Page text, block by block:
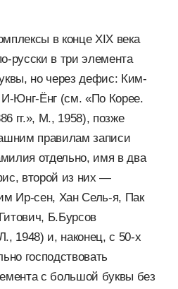
в конце XIX века
русски в три элемента
но через дефис: Ким-
Юнг-Ёнг (см. «По Корее.
гг.», М., 1958), позже
правилам записи
отдельно, имя в два
второй из них —
Ир-сен, Хан Сель-я, Пак
Б.Бурсов
1948) и, наконец, с 50-х
господствовать
с большой буквы без